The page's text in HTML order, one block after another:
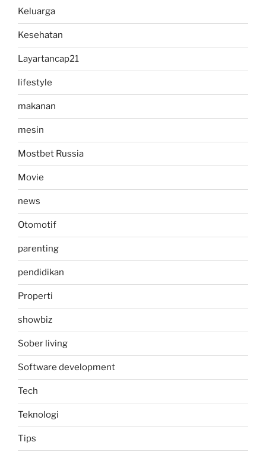
Keluarga
Kesehatan
Layartancap21
lifestyle
makanan
mesin
Mostbet Russia
Movie
news
Otomotif
parenting
pendidikan
Properti
showbiz
Sober living
Software development
Tech
Teknologi
Tips